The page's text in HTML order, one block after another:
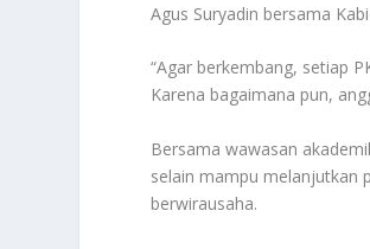
Agus Suryadin bersama
“Agar berkembang, setiap
Karena bagaimana pun,
Bersama wawasan
selain mampu melanjutkan
berwirausaha.